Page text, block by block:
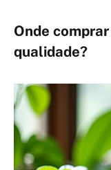
Onde
qualidade?